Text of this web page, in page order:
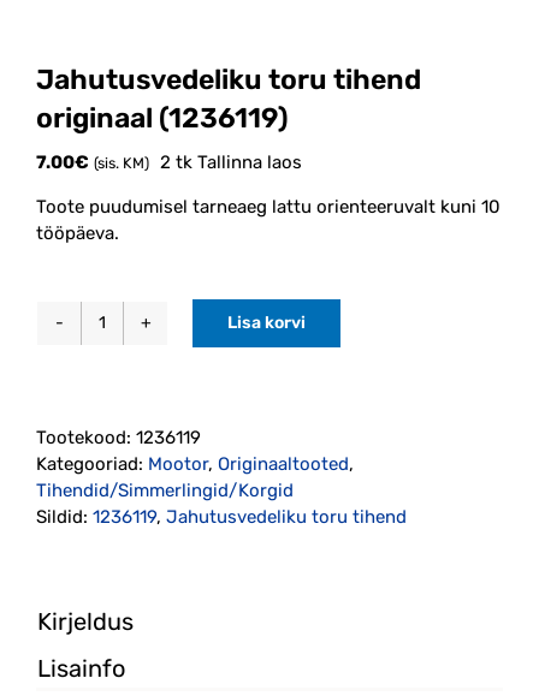
Jahutusvedeliku toru tihend
originaal (1236119)
7.00€ (sis. KM) 2 tk Tallinna laos
Toote puudumisel tarneaeg lattu orienteeruvalt kuni 10
tööpäeva.
Jahutusvedeliku
(1236119)
kogus
Lisa korvi
Tootekood: 1236119
Kategooriad: Mootor, Originaaltooted,
Tihendid/Simmerlingid/Korgid
Sildid: 1236119, Jahutusvedeliku toru tihend
Kirjeldus
Lisainfo